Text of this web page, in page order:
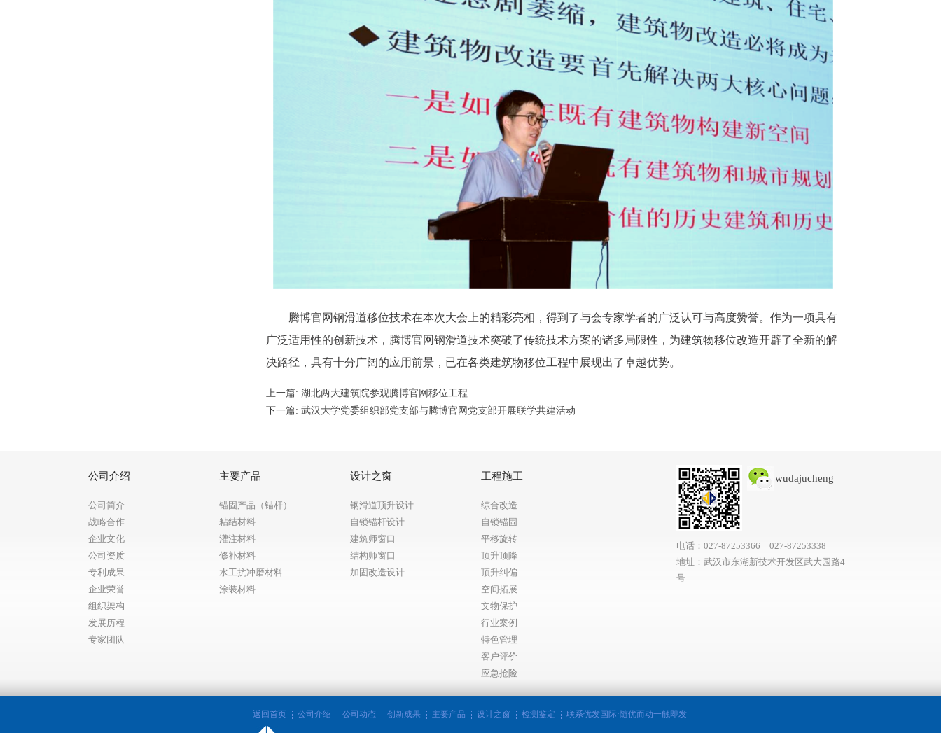
腾博官网钢滑道移位技术在本次大会上的精彩亮相，得到了与会专家学者的广泛认可与高度赞誉。作为一项具有
广泛适用性的创新技术，腾博官网钢滑道技术突破了传统技术方案的诸多局限性，为建筑物移位改造开辟了全新的解
决路径，具有十分广阔的应用前景，已在各类建筑物移位工程中展现出了卓越优势。
上一篇: 湖北两大建筑院参观腾博官网移位工程
下一篇: 武汉大学党委组织部党支部与腾博官网党支部开展联学共建活动
公司介绍
公司简介
战略合作
企业文化
公司资质
专利成果
企业荣誉
组织架构
发展历程
专家团队
主要产品
锚固产品（锚杆）
粘结材料
灌注材料
修补材料
水工抗冲磨材料
涂装材料
设计之窗
钢滑道顶升设计
自锁锚杆设计
建筑师窗口
结构师窗口
加固改造设计
工程施工
综合改造
自锁锚固
平移旋转
顶升顶降
顶升纠偏
空间拓展
文物保护
行业案例
特色管理
客户评价
应急抢险
wudajucheng
电话：027-87253366 027-87253338
地址：武汉市东湖新技术开发区武大园路4
号
返回首页 公司介绍 公司动态 创新成果 主要产品 设计之窗 检测鉴定 联系优发国际·随优而动一触即发